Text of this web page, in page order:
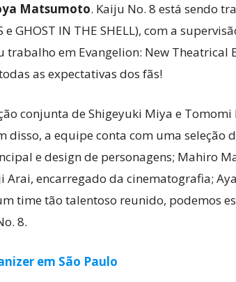
Matsumoto. Kaiju No. 8 está sendo
GHOST IN THE SHELL), com a
em Evangelion: New Theatrical
as expectativas dos fãs!
conjunta de Shigeyuki Miya e Tomomi
a equipe conta com uma seleção
e design de personagens; Mahiro
encarregado da cinematografia;
time tão talentoso reunido, podemos
8.
em São Paulo